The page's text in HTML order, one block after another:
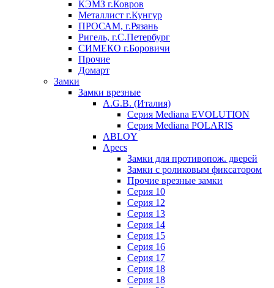
КЭМЗ г.Ковров
Металлист г.Кунгур
ПРОСАМ, г.Рязань
Ригель, г.С.Петербург
СИМЕКО г.Боровичи
Прочие
Домарт
Замки
Замки врезные
A.G.B. (Италия)
Серия Mediana EVOLUTION
Серия Mediana POLARIS
ABLOY
Apecs
Замки для противопож. дверей
Замки с роликовым фиксатором
Прочие врезные замки
Серия 10
Серия 12
Серия 13
Серия 14
Серия 15
Серия 16
Серия 17
Серия 18
Серия 18